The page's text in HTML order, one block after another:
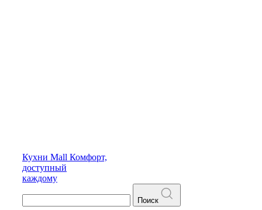
Кухни Mall Комфорт,
доступный
каждому
Поиск